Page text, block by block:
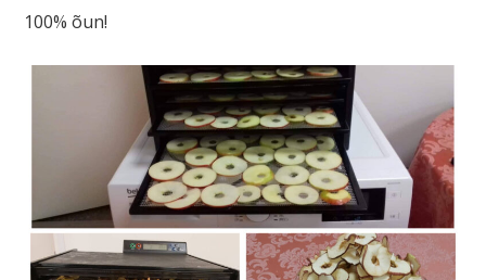
100% õun!